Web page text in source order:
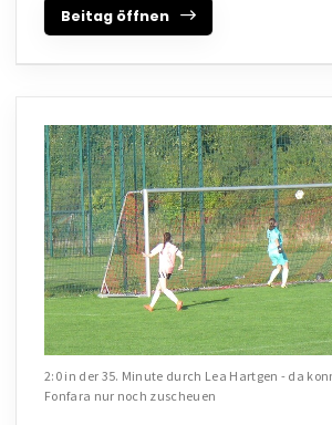
Beitag öffnen
2:0 in der 35. Minute durch Lea Hartgen - da
Fonfara nur noch zuscheuen